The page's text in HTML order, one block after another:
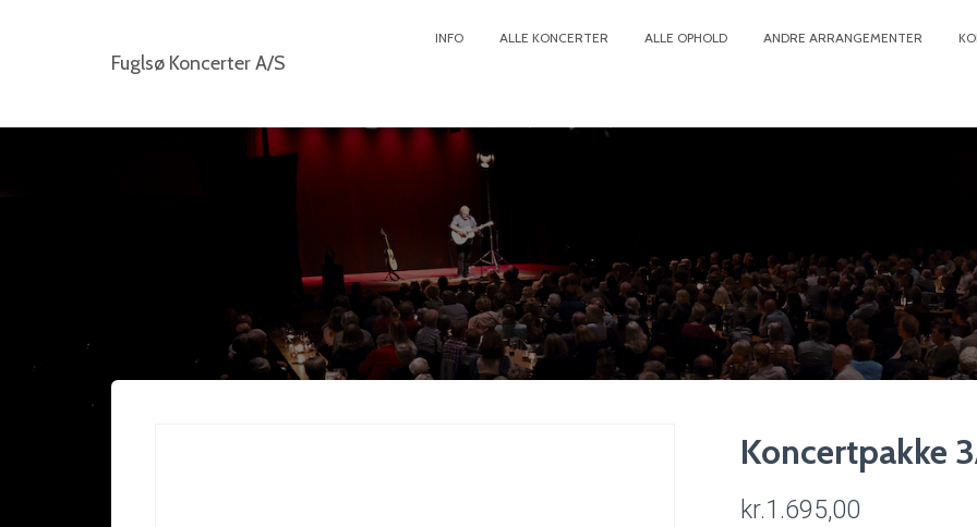
Fuglsø Koncerter A/S
INFO ALLE KONCERTER ALLE OPHOLD ANDRE ARRANGEMENTER
Koncertpakke
kr.1.695,00